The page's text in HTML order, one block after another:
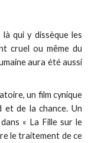
qui y dissèque les
cruel ou même du
aura été aussi
un film cynique
et de la chance. Un
« La Fille sur le
le traitement de ce